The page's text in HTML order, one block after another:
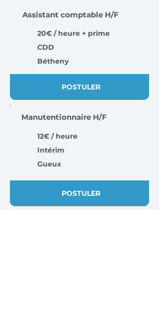
Assistant comptable H/F
20€ / heure + prime
CDD
Bétheny
POSTULER
Manutentionnaire H/F
12€ / heure
Intérim
Gueux
POSTULER